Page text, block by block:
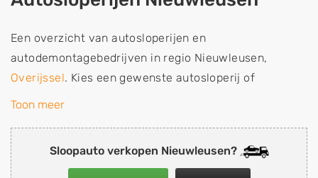
Sloopauto verkopen Nieuwleusen?
Een overzicht van autosloperijen en
autodemontagebedrijven in regio Nieuwleusen,
Overijssel. Kies een gewenste autosloperij of
autosloop uit de lijst die gespecialiseerd is in de
onderdelen of in de inkoop van sloopauto's,
schadeauto's en tweedehands auto's (ook zonder apk
Toon meer